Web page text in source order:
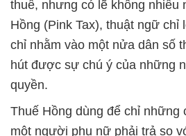
thuế, nhưng có lẽ không nhiều
Hồng (Pink Tax), thuật ngữ chỉ
chỉ nhằm vào một nửa dân số
hút được sự chú ý của những
quyền.
Thuế Hồng dùng để chỉ những
một người phụ nữ phải trả so